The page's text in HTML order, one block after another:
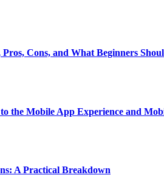
Cons, and What Beginners
the Mobile App Experience and
A Practical Breakdown